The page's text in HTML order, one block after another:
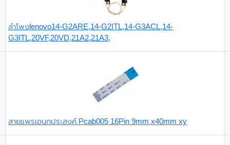
ลำโพงlenovo14-G2ARE,14-G2ITL,14-G3ACL,14-
G3ITL,20VF,20VD,21A2,21A3,
สายแพรเอนกประสงค์ Pcab005 16Pin 9mm x40mm xy